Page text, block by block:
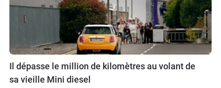
Il dépasse le million de kilomètres au volant de
sa vieille Mini diesel